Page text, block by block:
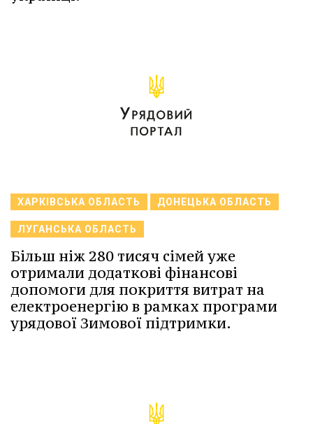
ХАРКІВСЬКА ОБЛАСТЬ ДОНЕЦЬКА ОБЛАСТЬ
ЛУГАНСЬКА ОБЛАСТЬ
Більш ніж 280 тисяч сімей уже
отримали додаткові фінансові
допомоги для покриття витрат на
електроенергію в рамках програми
урядової Зимової підтримки.